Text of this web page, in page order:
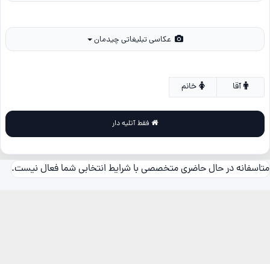
خانم
متاسفانه در حال حاضری متخصصی با شرایط انتخابی شما فعال نیست.